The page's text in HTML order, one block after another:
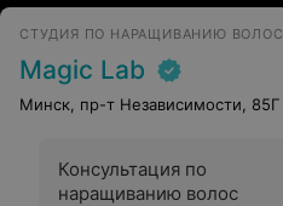
СТУДИЯ ПО НАРАЩИВАНИЮ ВОЛОС
Magic Lab
Минск, пр-т Независимости, 85Г
Консультация по
наращиванию волос